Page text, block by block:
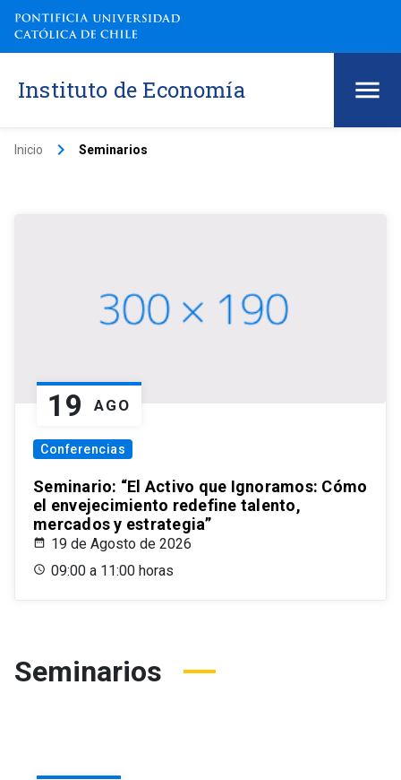
Instituto de Economía
Inicio keyboard_arrow_right Seminarios
19 AGO
Conferencias
Seminario: “El Activo que Ignoramos: Cómo
el envejecimiento redefine talento,
mercados y estrategia”
19 de Agosto de 2026
09:00 a 11:00 horas
Seminarios